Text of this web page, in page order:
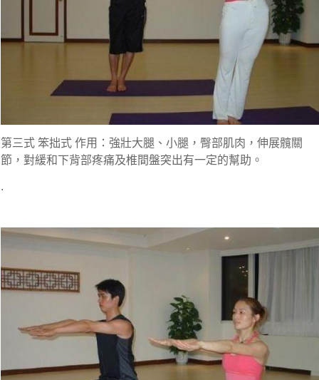
第三式 笨拙式 作用：強壯大腿、小腿，臀部肌肉，伸展髖關
節，對緩和下背部疼痛及椎間盤突出有一定的幫助。
.